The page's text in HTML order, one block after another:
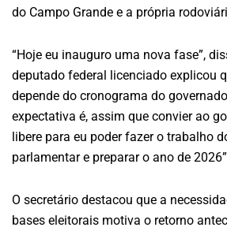
do Campo Grande e a própria
“Hoje eu inauguro uma nova fase”,
deputado federal licenciado explicou
depende do cronograma do
expectativa é, assim que convier ao
libere para eu poder fazer o trabalho
parlamentar e preparar o ano de
O secretário destacou que a
bases eleitorais motiva o retorno